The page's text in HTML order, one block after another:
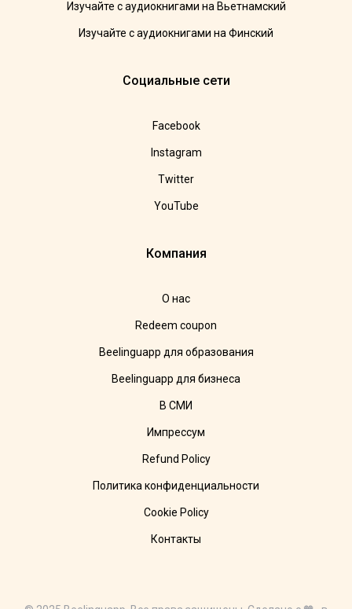
Изучайте с аудиокнигами на Вьетнамский
Изучайте с аудиокнигами на Финский
Социальные сети
Facebook
Instagram
Twitter
YouTube
Компания
О нас
Redeem coupon
Beelinguapp для образования
Beelinguapp для бизнеса
В СМИ
Импрессум
Refund Policy
Политика конфиденциальности
Cookie Policy
Контакты